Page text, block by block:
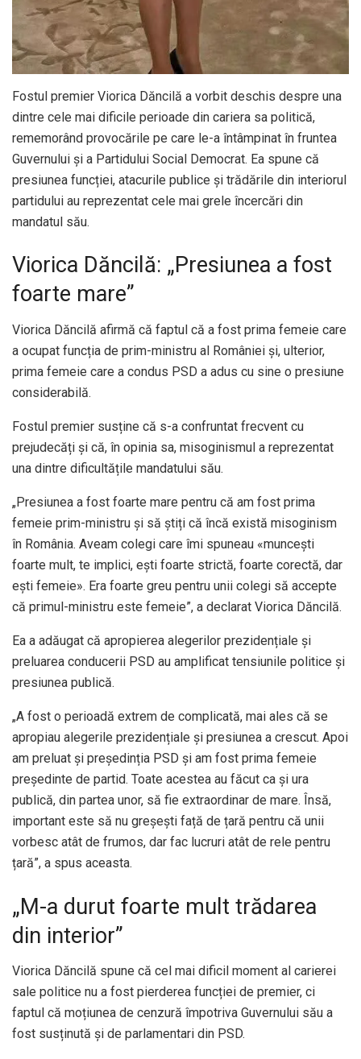
Fostul premier Viorica Dăncilă a vorbit deschis despre una
dintre cele mai dificile perioade din cariera sa politică,
rememorând provocările pe care le-a întâmpinat în fruntea
Guvernului și a Partidului Social Democrat. Ea spune că
presiunea funcției, atacurile publice și trădările din interiorul
partidului au reprezentat cele mai grele încercări din
mandatul său.
Viorica Dăncilă: „Presiunea a fost
foarte mare”
Viorica Dăncilă afirmă că faptul că a fost prima femeie care
a ocupat funcția de prim-ministru al României și, ulterior,
prima femeie care a condus PSD a adus cu sine o presiune
considerabilă.
Fostul premier susține că s-a confruntat frecvent cu
prejudecăți și că, în opinia sa, misoginismul a reprezentat
una dintre dificultățile mandatului său.
„Presiunea a fost foarte mare pentru că am fost prima
femeie prim-ministru și să știți că încă există misoginism
în România. Aveam colegi care îmi spuneau «muncești
foarte mult, te implici, ești foarte strictă, foarte corectă, dar
ești femeie». Era foarte greu pentru unii colegi să accepte
că primul-ministru este femeie”, a declarat Viorica Dăncilă.
Ea a adăugat că apropierea alegerilor prezidențiale și
preluarea conducerii PSD au amplificat tensiunile politice și
presiunea publică.
„A fost o perioadă extrem de complicată, mai ales că se
apropiau alegerile prezidențiale și presiunea a crescut. Apoi
am preluat și președinția PSD și am fost prima femeie
președinte de partid. Toate acestea au făcut ca și ura
publică, din partea unor, să fie extraordinar de mare. Însă,
important este să nu greșești față de țară pentru că unii
vorbesc atât de frumos, dar fac lucruri atât de rele pentru
țară”, a spus aceasta.
„M-a durut foarte mult trădarea
din interior”
Viorica Dăncilă spune că cel mai dificil moment al carierei
sale politice nu a fost pierderea funcției de premier, ci
faptul că moțiunea de cenzură împotriva Guvernului său a
fost susținută și de parlamentari din PSD.